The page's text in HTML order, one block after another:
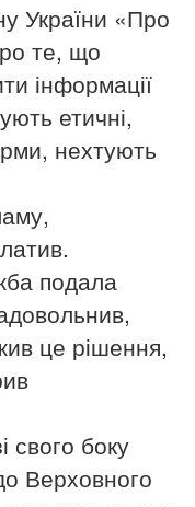
України «Про
те, що
інформації
етичні,
нехтують
подала
це рішення,
свого боку
Верховного